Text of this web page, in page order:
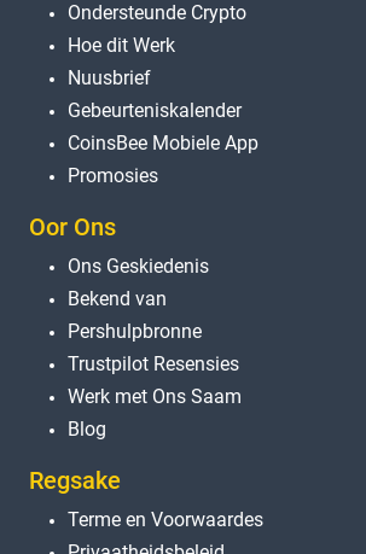
Ondersteunde Crypto
Hoe dit Werk
Nuusbrief
Gebeurteniskalender
CoinsBee Mobiele App
Promosies
Oor Ons
Ons Geskiedenis
Bekend van
Pershulpbronne
Trustpilot Resensies
Werk met Ons Saam
Blog
Regsake
Terme en Voorwaardes